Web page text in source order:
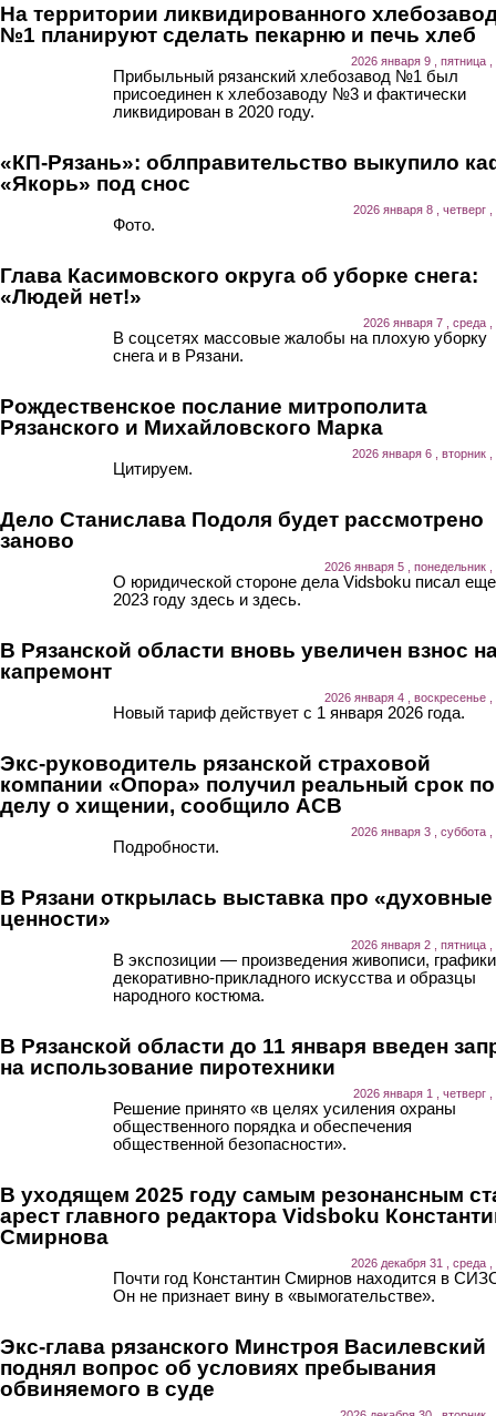
На территории ликвидированного
№1 планируют сделать пекарню и печь хлеб
2026 января 9 , пятница ,
Прибыльный рязанский хлебозавод №1 был
присоединен к хлебозаводу №3 и фактически
ликвидирован в 2020 году.
«КП-Рязань»: облправительство выкупило
«Якорь» под снос
2026 января 8 , четверг ,
Фото.
Глава Касимовского округа об уборке снега:
«Людей нет!»
2026 января 7 , среда ,
В соцсетях массовые жалобы на плохую уборку
снега и в Рязани.
Рождественское послание митрополита
Рязанского и Михайловского Марка
2026 января 6 , вторник ,
Цитируем.
Дело Станислава Подоля будет рассмотрено
заново
2026 января 5 , понедельник ,
О юридической стороне дела Vidsboku писал
2023 году здесь и здесь.
В Рязанской области вновь увеличен взнос
капремонт
2026 января 4 , воскресенье ,
Новый тариф действует с 1 января 2026 года.
Экс-руководитель рязанской страховой
компании «Опора» получил реальный срок по
делу о хищении, сообщило АСВ
2026 января 3 , суббота ,
Подробности.
В Рязани открылась выставка про «духовные
ценности»
2026 января 2 , пятница ,
В экспозиции — произведения живописи,
декоративно-прикладного искусства и образцы
народного костюма.
В Рязанской области до 11 января введен
на использование пиротехники
2026 января 1 , четверг ,
Решение принято «в целях усиления охраны
общественного порядка и обеспечения
общественной безопасности».
В уходящем 2025 году самым резонансным
арест главного редактора Vidsboku
Смирнова
2026 декабря 31 , среда ,
Почти год Константин Смирнов находится в
Он не признает вину в «вымогательстве».
Экс-глава рязанского Минстроя Василевский
поднял вопрос об условиях пребывания
обвиняемого в суде